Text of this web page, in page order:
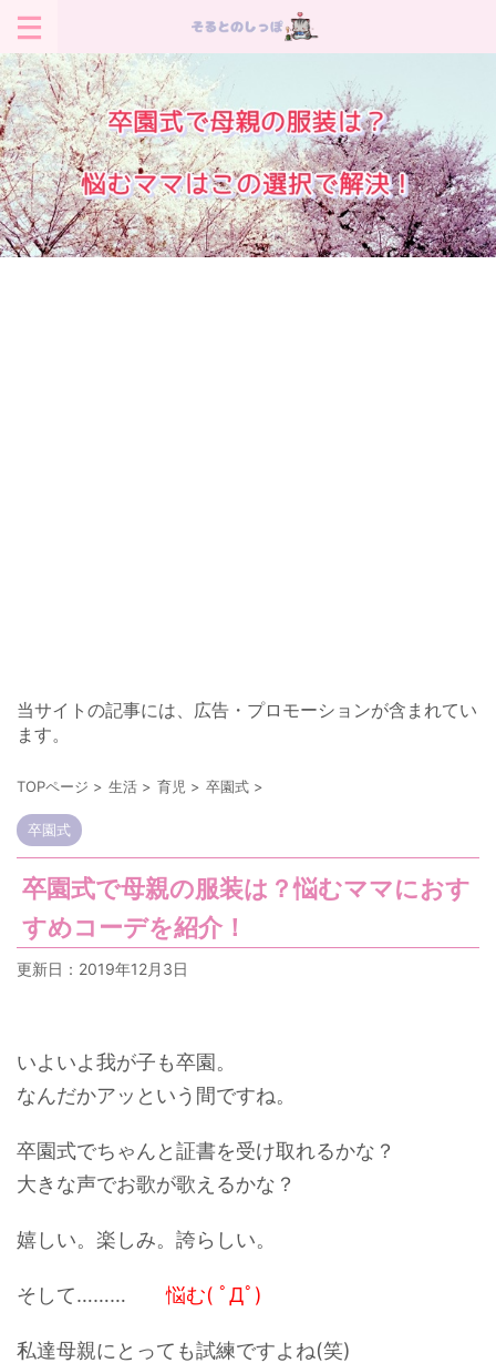
当サイトの記事には、広告・プロモーションが含まれてい
ます。
TOPページ > 生活 > 育児 > 卒園式 >
卒園式
卒園式で母親の服装は？悩むママにおす
すめコーデを紹介！
更新日： 2019年12月3日
いよいよ我が子も卒園。
なんだかアッという間ですね。
卒園式でちゃんと証書を受け取れるかな？
大きな声でお歌が歌えるかな？
嬉しい。楽しみ。誇らしい。
そして………悩む( ﾟДﾟ)
私達母親にとっても試練ですよね(笑)